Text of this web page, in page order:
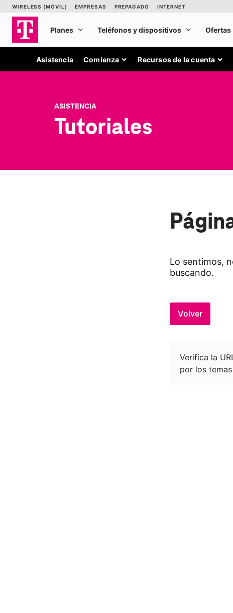
Asistencia Comienza Recursos de la cuenta
ASISTENCIA
Tutoriales